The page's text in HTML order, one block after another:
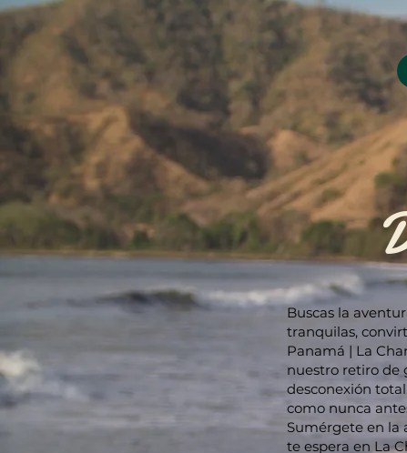
Buscas la
tranquilas,
Panamá | La
nuestro retiro de
desconexión
como nunca
Sumérgete en la
te espera en La